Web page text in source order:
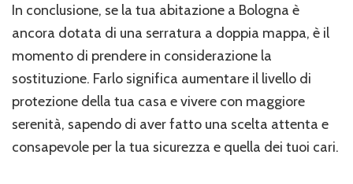
In conclusione, se la tua abitazione a Bologna è
ancora dotata di una serratura a doppia mappa, è il
momento di prendere in considerazione la
sostituzione. Farlo significa aumentare il livello di
protezione della tua casa e vivere con maggiore
serenità, sapendo di aver fatto una scelta attenta e
consapevole per la tua sicurezza e quella dei tuoi cari.